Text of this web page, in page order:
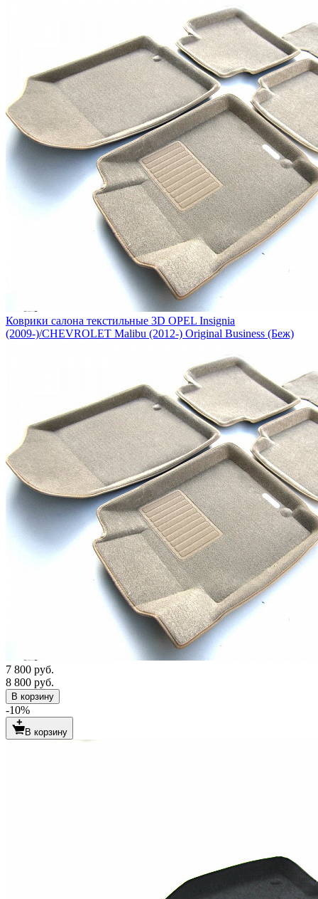
Коврики салона текстильные 3D OPEL Insignia
(2009-)/CHEVROLET Malibu (2012-) Original Business (Беж)
7 800 руб.
8 800 руб.
В корзину
-10%
В корзину